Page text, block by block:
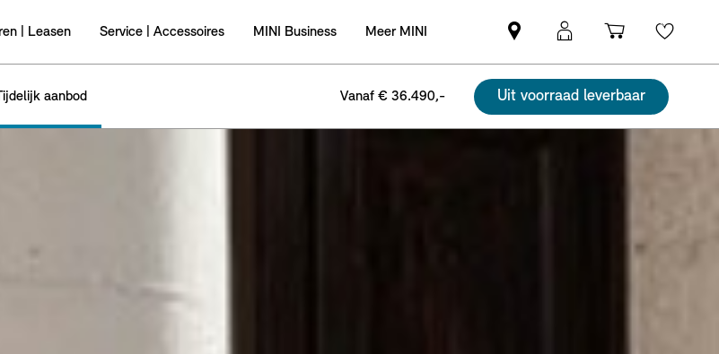
| Leasen Service | Accessoires MINI Business Meer MINI
Vind
een
MINI
partner
MyMini
login
aanbod Vanaf € 36.490,- Uit voorraad leverbaar